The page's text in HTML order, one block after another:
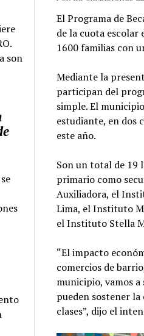
son
El Programa de
de la cuota escolar
1600 familias con
Mediante la
participan del
simple. El
estudiante, en dos
este año.
Son un total de 19
primario como
Auxiliadora, el
Lima, el Instituto
el Instituto Stella
“El impacto
comercios de
municipio, vamos
pueden sostener la
clases”, dijo el